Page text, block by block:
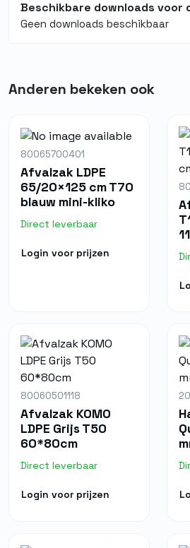
Beschikbare downloads voor
Geen downloads beschikbaar
Anderen bekeken ook
80065700401
Afvalzak LDPE
65/20×125 cm T70
blauw mini-kliko
Direct leverbaar
Login voor prijzen
80060501118
Afvalzak KOMO
LDPE Grijs T50
60*80cm
Direct leverbaar
Login voor prijzen